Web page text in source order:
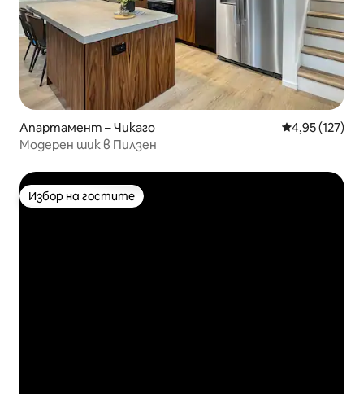
Апартамент – Чикаго Средна
4,95 (127)
Модерен шик в Пилзен
Избор на гостите
Избор на гостите